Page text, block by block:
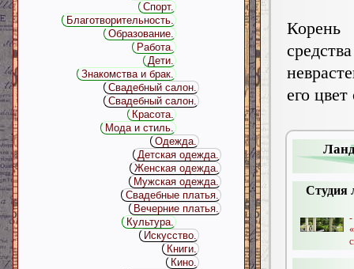
Студия
-
Корень
его
Спорт.
Благотворительность.
Образование.
Работа.
Дети.
Знакомства и брак.
Свадебный салон.
Свадебный салон.
Красота.
Мода и стиль.
Одежда.
Детская одежда.
Женская одежда.
Мужская одежда.
Свадебные платья.
Вечерние платья.
Культура.
Искусство.
Книги.
Кино.